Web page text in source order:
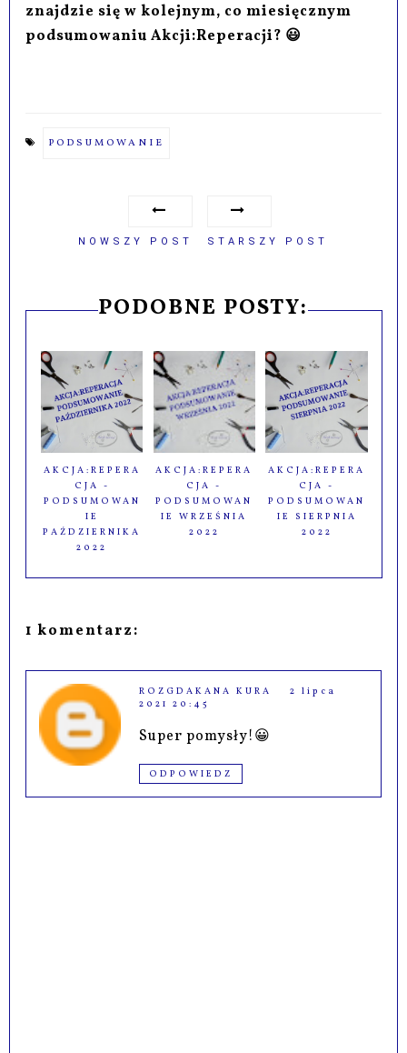
znajdzie się w kolejnym, co miesięcznym
podsumowaniu Akcji:Reperacji? 😃
PODSUMOWANIE
NOWSZY POST STARSZY POST
PODOBNE POSTY:
AKCJA:REPERA
CJA -
PODSUMOWAN
IE
PAŹDZIERNIKA
2022
AKCJA:REPERA
CJA -
PODSUMOWAN
IE WRZEŚNIA
2022
AKCJA:REPERA
CJA -
PODSUMOWAN
IE SIERPNIA
2022
1 komentarz:
ROZGDAKANA KURA
2 lipca
2021 20:45
Super pomysły!😀
ODPOWIEDZ